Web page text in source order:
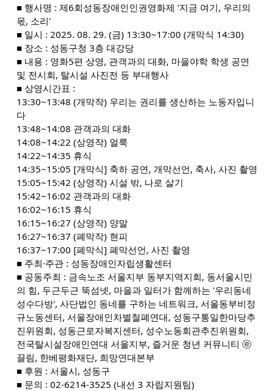
■ 행사명 : 제6회성동장애인인권영화제 '지금 여기, 우리의
몫, 소리'
■ 일시 : 2025. 08. 29. (금) 13:30~17:00 (개막식 14:30)
■ 장소 : 성동구청 3층 대강당
■ 내용 : 영화5편 상영, 관객과의 대화, 마을야학 학생 공연
및 전시회, 탈시설 사진전 등 부대행사
■ 상영시간표 :
13:30~13:48 (개막작) 우리는 권리를 생산하는 노동자입니
다
13:48~14:08 관객과의 대화
14:08~14:22 (상영작) 얼룩
14:22~14:35 휴식
14:35~15:05 [개막식] 축하 공연, 개막선언, 축사, 사진 촬영
15:05~15:42 (상영작) 시설 밖, 나로 살기
15:42~16:02 관객과의 대화
16:02~16:15 휴식
16:15~16:27 (상영작) 양말
16:27~16:37 (폐막작) 현피
16:37~17:00 [폐막식] 폐막선언, 사진 촬영
■ 주최·주관 : 성동장애인자립생활센터
■ 공동주최 : 금속노조 서울지부 동부지역지회, 동서울시민
의 힘, 두근두근 뚝섬넷, 마을과 일터가 함께하는 '우리동네
성수다방', 사단법인 동네를 구하는 네트워크, 서울동부비정
규노동센터, 서울장애인차별철폐연대, 성동구통일한마당추
진위원회, 성동근로자복지센터, 성수노동회관추진위원회,
전국탈시설장애인연대 서울지부, 즐거운 청년 커뮤니티 ⓔ
끌림, 한베평화재단, 희망연대본부
■ 후원 : 서울시, 성동구
■ 문의 : 02-6214-3525 (내선 3 자립지원팀)